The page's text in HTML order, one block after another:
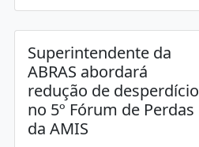
Superintendente da
ABRAS abordará
redução de desperdício
no 5º Fórum de Perdas
da AMIS